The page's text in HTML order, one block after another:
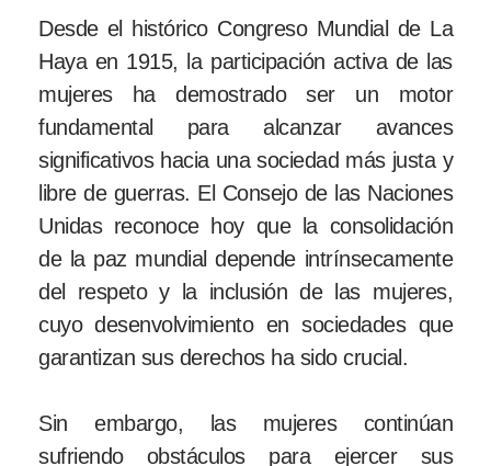
Desde el histórico Congreso Mundial de La
Haya en 1915, la participación activa de las
mujeres ha demostrado ser un motor
fundamental para alcanzar avances
significativos hacia una sociedad más justa y
libre de guerras. El Consejo de las Naciones
Unidas reconoce hoy que la consolidación
de la paz mundial depende intrínsecamente
del respeto y la inclusión de las mujeres,
cuyo desenvolvimiento en sociedades que
garantizan sus derechos ha sido crucial.
Sin embargo, las mujeres continúan
sufriendo obstáculos para ejercer sus